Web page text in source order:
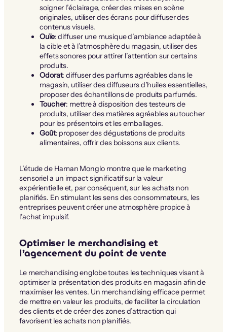
soigner l’éclairage, créer des mises en scène
originales, utiliser des écrans pour diffuser des
contenus visuels.
Ouïe: diffuser une musique d’ambiance adaptée à
la cible et à l’atmosphère du magasin, utiliser des
effets sonores pour attirer l’attention sur certains
produits.
Odorat: diffuser des parfums agréables dans le
magasin, utiliser des diffuseurs d’huiles essentielles,
proposer des échantillons de produits parfumés.
Toucher: mettre à disposition des testeurs de
produits, utiliser des matières agréables au toucher
pour les présentoirs et les emballages.
Goût: proposer des dégustations de produits
alimentaires, offrir des boissons aux clients.
L’étude de Haman Monglo montre que le marketing
sensoriel a un impact significatif sur la valeur
expérientielle et, par conséquent, sur les achats non
planifiés. En stimulant les sens des consommateurs, les
entreprises peuvent créer une atmosphère propice à
l’achat impulsif.
Optimiser le merchandising et
l’agencement du point de vente
Le merchandising englobe toutes les techniques visant à
optimiser la présentation des produits en magasin afin de
maximiser les ventes. Un merchandising efficace permet
de mettre en valeur les produits, de faciliter la circulation
des clients et de créer des zones d’attraction qui
favorisent les achats non planifiés.